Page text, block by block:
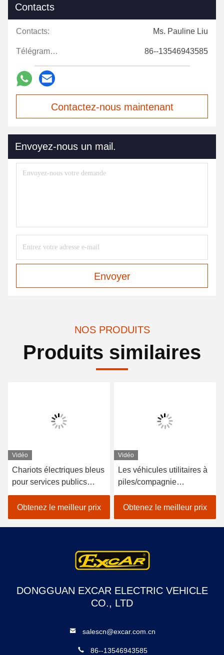
Contacts
Contacts: Ms. Pauline Liu
Télégramme: 86--13546943585
Contactez-nous maintenant
Envoyez-nous un mail.
Envoyer
NOS PRODUITS
Produits similaires
Vidéo
Chariots électriques bleus
pour services publics
construits avec des
régulateurs haute
fréquence 48v 3,7 kW et
des contrôleurs Curtis
Obtenez le meilleur prix
Vidéo
Les véhicules utilitaires à
piles/compagnie
d'électricité transporte en
charrette le contrôleur de
350A Etats-Unis Curties
Obtenez le meilleur prix
DONGGUAN EXCAR ELECTRIC VEHICLE
CO., LTD
salescn@excar.com.cn
86--13546943585